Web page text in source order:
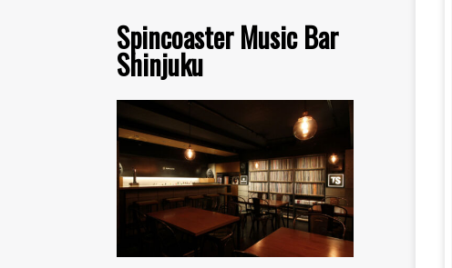
Spincoaster Music Bar
Shinjuku